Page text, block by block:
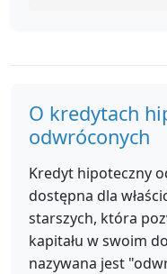
O kredytach
odwróconych
Kredyt hipoteczny
dostępna dla
starszych, która
kapitału w swoim
nazywana jest